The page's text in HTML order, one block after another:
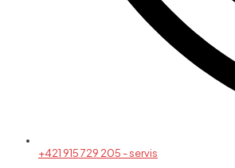
+421 915 729 205 - servis